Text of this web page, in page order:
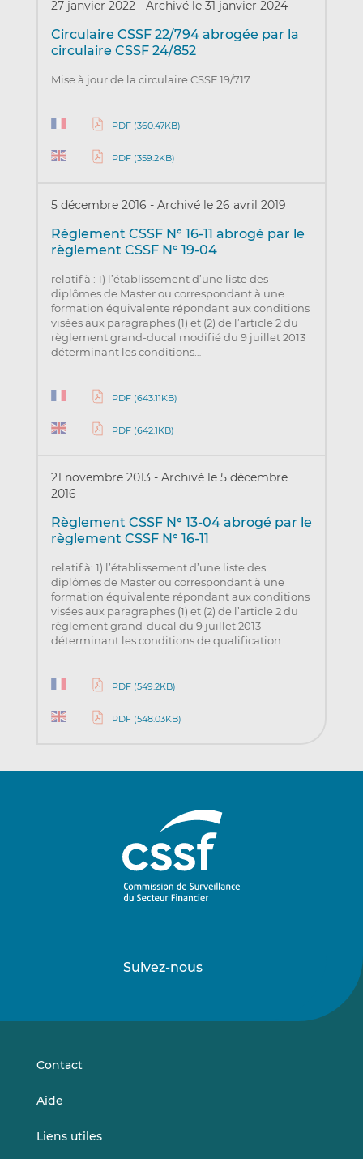
27 janvier 2022 - Archivé le 31 janvier 2024
Circulaire CSSF 22/794 abrogée par la
circulaire CSSF 24/852
Mise à jour de la circulaire CSSF 19/717
PDF (360.47KB)
PDF (359.2KB)
5 décembre 2016 - Archivé le 26 avril 2019
Règlement CSSF N° 16-11 abrogé par le
règlement CSSF N° 19-04
relatif à : 1) l’établissement d’une liste des
diplômes de Master ou correspondant à une
formation équivalente répondant aux conditions
visées aux paragraphes (1) et (2) de l’article 2 du
règlement grand-ducal modifié du 9 juillet 2013
déterminant les conditions…
PDF (643.11KB)
PDF (642.1KB)
21 novembre 2013 - Archivé le 5 décembre
2016
Règlement CSSF N° 13-04 abrogé par le
règlement CSSF N° 16-11
relatif à: 1) l’établissement d’une liste des
diplômes de Master ou correspondant à une
formation équivalente répondant aux conditions
visées aux paragraphes (1) et (2) de l’article 2 du
règlement grand-ducal du 9 juillet 2013
déterminant les conditions de qualification…
PDF (549.2KB)
PDF (548.03KB)
Suivez-nous
sursur
Contact
Aide
Liens utiles